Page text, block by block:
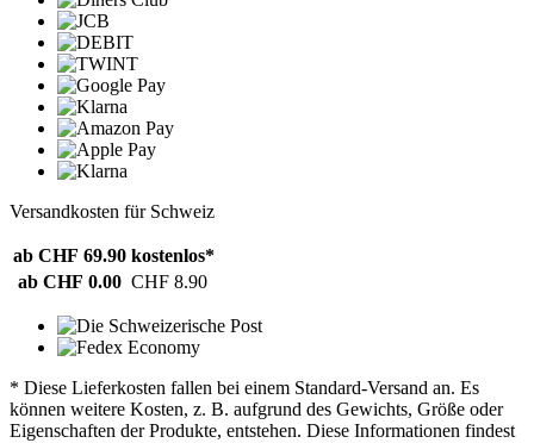
Versandkosten für Schweiz
ab CHF 69.90 kostenlos*
ab CHF 0.00 CHF 8.90
* Diese Lieferkosten fallen bei einem Standard-Versand an. Es
können weitere Kosten, z. B. aufgrund des Gewichts, Größe oder
Eigenschaften der Produkte, entstehen. Diese Informationen findest